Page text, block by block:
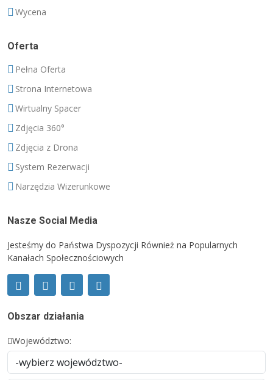
Wycena
Oferta
Pełna Oferta
Strona Internetowa
Wirtualny Spacer
Zdjęcia 360°
Zdjęcia z Drona
System Rezerwacji
Narzędzia Wizerunkowe
Nasze Social Media
Jesteśmy do Państwa Dyspozycji Również na Popularnych
Kanałach Społecznościowych
Obszar działania
Województwo: